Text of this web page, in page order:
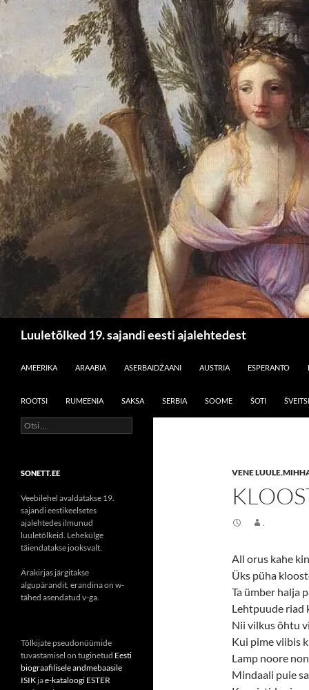
Luuletõlked 19. sajandi eesti ajalehtedest
AMEERIKA
ARAABIA ASERBAIDŽAANI AUSTRIA ESPERANTO
ROOTSI RUMEENIA SAKSA SERBIA SOOME ŠOTI ŠVEITSI
VENE LUULE,
.
All orus kahe
Üks püha
Ta ümber halja
Lehtpuude riad
Nii vilkus õhtu
Kui pime viibis
Lamp noore
Mindaali puie
Otsi:
SONETT.EE
Veebilehel avaldatakse 19.
sajandi eestikeelsetes
ajalehtedes ilmunud
luuletõlkeid. Lehekülge
täiendatakse jooksvalt.
Ärakirjas järgitakse
algupärandit, erandina on w-
tähed asendatud v-ga.
Tõlkijate pseudonüümide
tuvastamisel on tuginetud Eesti
biograafilisele andmebaasile
ISIK jae-kataloogi ESTER